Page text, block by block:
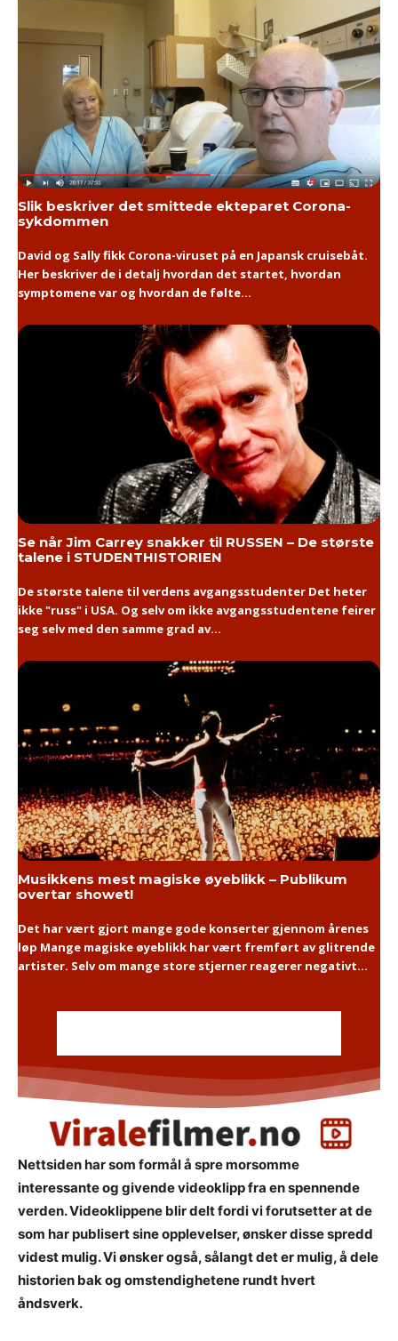
Slik beskriver det smittede ekteparet Corona-
sykdommen
David og Sally fikk Corona-viruset på en Japansk cruisebåt.
Her beskriver de i detalj hvordan det startet, hvordan
symptomene var og hvordan de følte...
Se når Jim Carrey snakker til RUSSEN – De største
talene i STUDENTHISTORIEN
De største talene til verdens avgangsstudenter Det heter
ikke "russ" i USA. Og selv om ikke avgangsstudentene feirer
seg selv med den samme grad av...
Musikkens mest magiske øyeblikk – Publikum
overtar showet!
Det har vært gjort mange gode konserter gjennom årenes
løp Mange magiske øyeblikk har vært fremført av glitrende
artister. Selv om mange store stjerner reagerer negativt...
Nettsiden har som formål å spre morsomme
interessante og givende videoklipp fra en spennende
verden. Videoklippene blir delt fordi vi forutsetter at de
som har publisert sine opplevelser, ønsker disse spredd
videst mulig. Vi ønsker også, sålangt det er mulig, å dele
historien bak og omstendighetene rundt hvert
åndsverk.